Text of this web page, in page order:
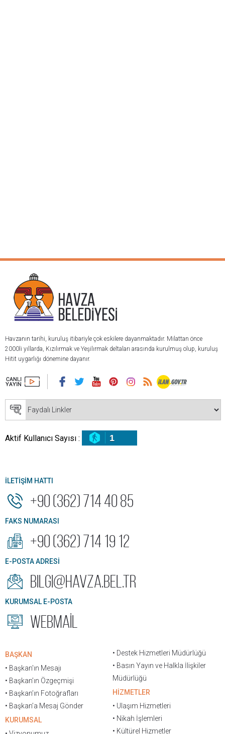
Havzanın tarihi, kuruluş itibariyle çok eskilere dayanmaktadır. Milattan önce
2000li yıllarda, Kızılırmak ve Yeşilırmak deltaları arasında kurulmuş olup, kuruluş
Hitit uygarlığı dönemine dayanır.
Aktif Kullanıcı Sayısı : 1
İLETİŞİM HATTI
+90 (362) 714 40 85
FAKS NUMARASI
+90 (362) 714 19 12
E-POSTA ADRESİ
bilgi@havza.bel.tr
KURUMSAL E-POSTA
WEBMAİL
BAŞKAN
• Başkan'ın Mesajı
• Başkan’ın Özgeçmişi
• Başkan’ın Fotoğrafları
• Başkan’a Mesaj Gönder
KURUMSAL
• Destek Hizmetleri Müdürlüğü
• Basın Yayın ve Halkla İlişkiler
Müdürlüğü
HİZMETLER
• Ulaşım Hizmetleri
• Nikah İşlemleri
• Kültürel Hizmetler